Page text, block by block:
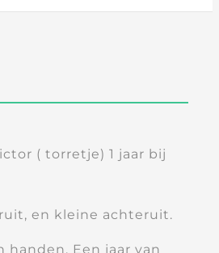
( torretje) 1 jaar bij
en kleine achteruit.
handen. Een jaar van